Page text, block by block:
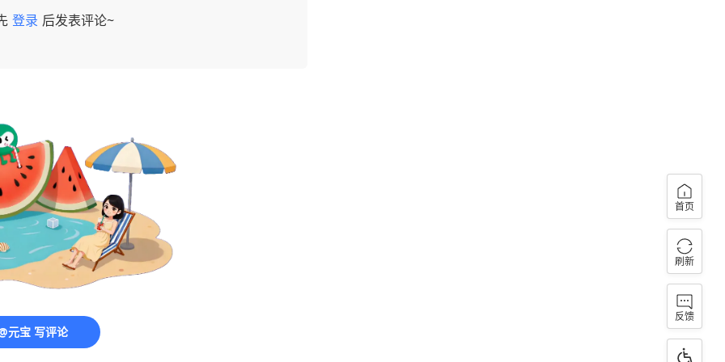
登录 后发表评论~
元宝 写评论
首页
刷新
反馈